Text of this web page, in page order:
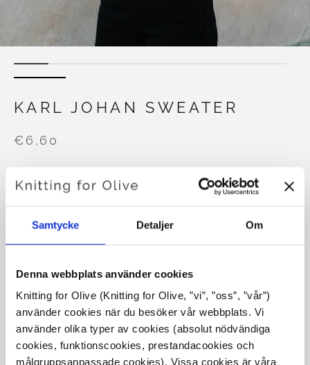
Samtycke Detaljer Om
Denna webbplats använder cookies
Knitting for Olive (Knitting for Olive, ”vi”, ”oss”, ”vår”)
använder cookies när du besöker vår webbplats. Vi
använder olika typer av cookies (absolut nödvändiga
cookies, funktionscookies, prestandacookies och
målgruppsanpassade cookies). Vissa cookies är våra
KARL JOHAN SWEATER
€6,60
SPRÅKET VÄLJ SPRÅK
Köp av garn?
JAG SKULLE VILJA KÖPA GARN TILL MÖNSTRET
L